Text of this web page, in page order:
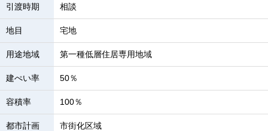
引渡時期 相談
地目 宅地
用途地域 第一種低層住居専用地域
建ぺい率 50％
容積率 100％
都市計画 市街化区域